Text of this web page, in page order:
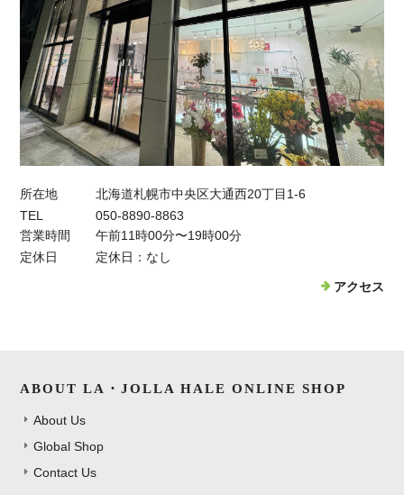
所在地
北海道札幌市中央区大通西20丁目1-6
TEL
050-8890-8863
営業時間
午前11時00分〜19時00分
定休日
定休日：なし
アクセス
ABOUT LA・JOLLA HALE ONLINE SHOP
About Us
Global Shop
Contact Us